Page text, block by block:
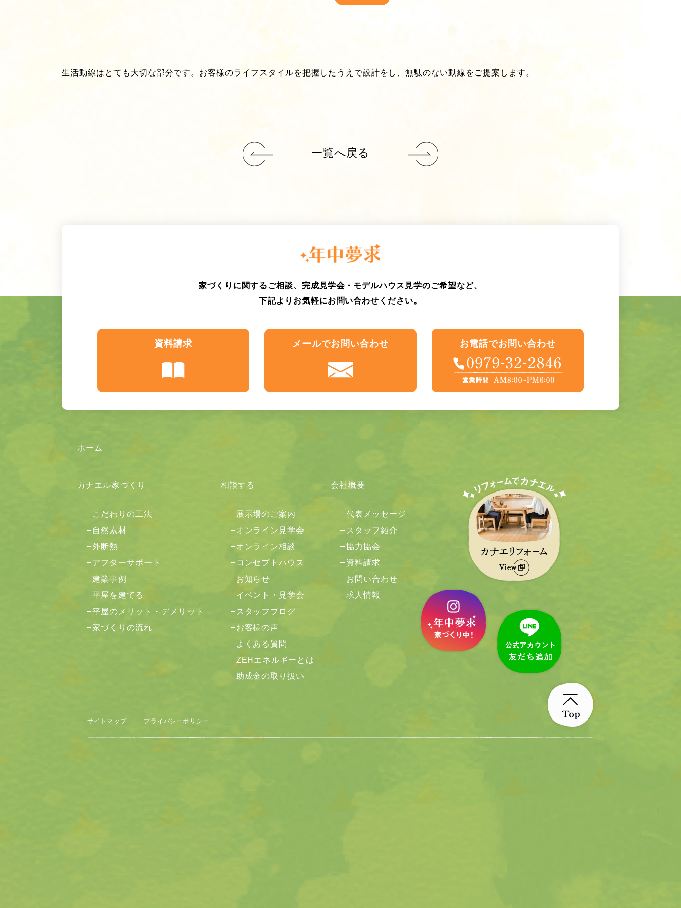
生活動線はとても大切な部分です。お客様のライフスタイルを把握したうえで設計をし、無駄のない動線をご提案します。
一覧へ戻る
家づくりに関するご相談、完成見学会・モデルハウス見学のご希望など、
下記よりお気軽にお問い合わせください。
資料請求 メールでお問い合わせ お電話でお問い合わせ
ホーム
カナエル家づくり
こだわりの工法
自然素材
外断熱
アフターサポート
建築事例
平屋を建てる
平屋のメリット・デメリット
家づくりの流れ
相談する
展示場のご案内
オンライン見学会
オンライン相談
コンセプトハウス
お知らせ
イベント・見学会
スタッフブログ
お客様の声
よくある質問
ZEHエネルギーとは
助成金の取り扱い
会社概要
代表メッセージ
スタッフ紹介
協力協会
資料請求
お問い合わせ
求人情報
サイトマップ| プライバシーポリシー